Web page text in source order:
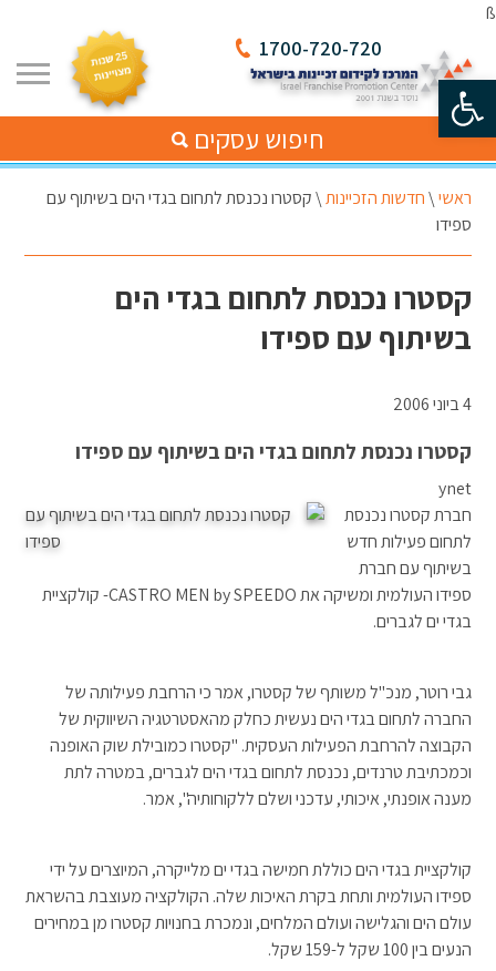
פתח סרגל נגישות
ß
1700-720-720
חיפוש עסקים
ראשי\חדשות הזכיינות\קסטרו נכנסת לתחום בגדי הים בשיתוף עם
ספידו
קסטרו נכנסת לתחום בגדי הים
בשיתוף עם ספידו
4 ביוני 2006
קסטרו נכנסת לתחום בגדי הים בשיתוף עם ספידו
ynet
חברת קסטרו נכנסת
לתחום פעילות חדש
בשיתוף עם חברת
ספידו העולמית ומשיקה את CASTRO MEN by SPEEDO- קולקציית
בגדי ים לגברים.
גבי רוטר, מנכ"ל משותף של קסטרו, אמר כי הרחבת פעילותה של
החברה לתחום בגדי הים נעשית כחלק מהאסטרטגיה השיווקית של
הקבוצה להרחבת הפעילות העסקית. "קסטרו כמובילת שוק האופנה
וכמכתיבת טרנדים, נכנסת לתחום בגדי הים לגברים, במטרה לתת
מענה אופנתי, איכותי, עדכני ושלם ללקוחותיה", אמר.
קולקציית בגדי הים כוללת חמישה בגדי ים מלייקרה, המיוצרים על ידי
ספידו העולמית ותחת בקרת האיכות שלה. הקולקציה מעוצבת בהשראת
עולם הים והגלישה ועולם המלחים, ונמכרת בחנויות קסטרו מן במחירים
הנעים בין 100 שקל ל-159 שקל.